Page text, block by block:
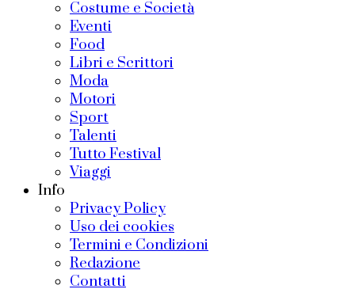
Costume e Società
Eventi
Food
Libri e Scrittori
Moda
Motori
Sport
Talenti
Tutto Festival
Viaggi
Info
Privacy Policy
Uso dei cookies
Termini e Condizioni
Redazione
Contatti